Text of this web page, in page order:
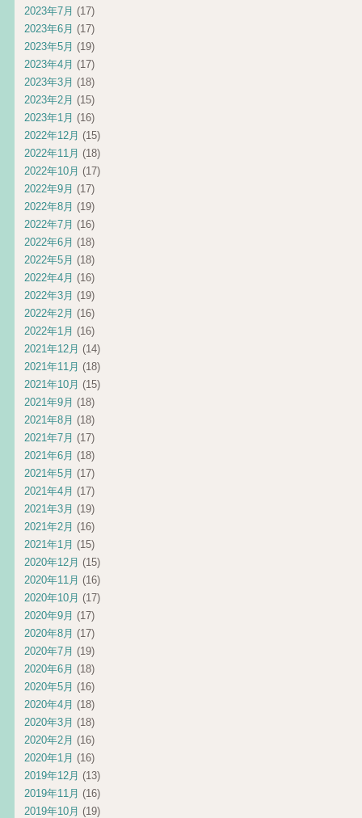
2023年7月 (17)
2023年6月 (17)
2023年5月 (19)
2023年4月 (17)
2023年3月 (18)
2023年2月 (15)
2023年1月 (16)
2022年12月 (15)
2022年11月 (18)
2022年10月 (17)
2022年9月 (17)
2022年8月 (19)
2022年7月 (16)
2022年6月 (18)
2022年5月 (18)
2022年4月 (16)
2022年3月 (19)
2022年2月 (16)
2022年1月 (16)
2021年12月 (14)
2021年11月 (18)
2021年10月 (15)
2021年9月 (18)
2021年8月 (18)
2021年7月 (17)
2021年6月 (18)
2021年5月 (17)
2021年4月 (17)
2021年3月 (19)
2021年2月 (16)
2021年1月 (15)
2020年12月 (15)
2020年11月 (16)
2020年10月 (17)
2020年9月 (17)
2020年8月 (17)
2020年7月 (19)
2020年6月 (18)
2020年5月 (16)
2020年4月 (18)
2020年3月 (18)
2020年2月 (16)
2020年1月 (16)
2019年12月 (13)
2019年11月 (16)
2019年10月 (19)